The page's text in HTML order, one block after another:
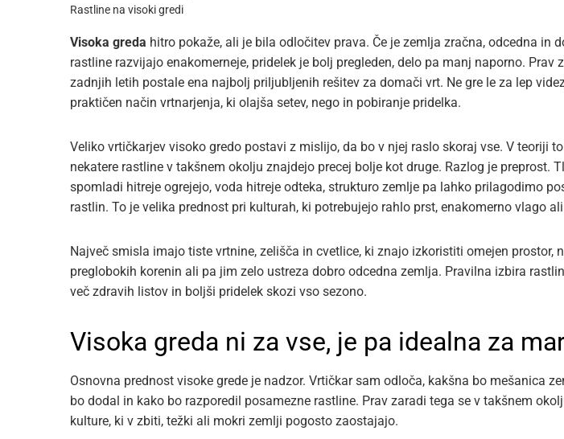
Rastline na visoki gredi
Visoka greda hitro pokaže, ali je bila odločitev prava. Če je zemlja zračna, odcedna in
rastline razvijajo enakomerneje, pridelek je bolj pregleden, delo pa manj naporno. Prav
zadnjih letih postale ena najbolj priljubljenih rešitev za domači vrt. Ne gre le za lep
praktičen način vrtnarjenja, ki olajša setev, nego in pobiranje pridelka.
Veliko vrtičkarjev visoko gredo postavi z mislijo, da bo v njej raslo skoraj vse. V teoriji
nekatere rastline v takšnem okolju znajdejo precej bolje kot druge. Razlog je preprost.
spomladi hitreje ogrejejo, voda hitreje odteka, strukturo zemlje pa lahko prilagodimo
rastlin. To je velika prednost pri kulturah, ki potrebujejo rahlo prst, enakomerno vlago
Največ smisla imajo tiste vrtnine, zelišča in cvetlice, ki znajo izkoristiti omejen prostor,
preglobokih korenin ali pa jim zelo ustreza dobro odcedna zemlja. Pravilna izbira
več zdravih listov in boljši pridelek skozi vso sezono.
Visoka greda ni za vse, je pa idealna za
Osnovna prednost visoke grede je nadzor. Vrtičkar sam odloča, kakšna bo mešanica
bo dodal in kako bo razporedil posamezne rastline. Prav zaradi tega se v takšnem
kulture, ki v zbiti, težki ali mokri zemlji pogosto zaostajajo.